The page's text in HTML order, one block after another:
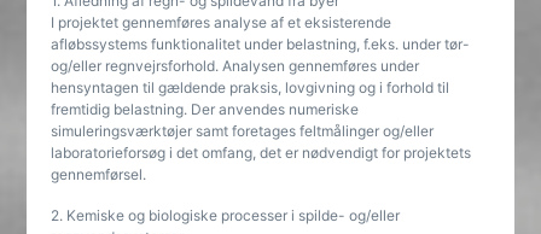
I projektet gennemføres analyse af et eksisterende
afløbssystems funktionalitet under belastning, f.eks. under tør-
og/eller regnvejrsforhold. Analysen gennemføres under
hensyntagen til gældende praksis, lovgivning og i forhold til
fremtidig belastning. Der anvendes numeriske
simuleringsværktøjer samt foretages feltmålinger og/eller
laboratorieforsøg i det omfang, det er nødvendigt for projektets
gennemførsel.
2. Kemiske og biologiske processer i spilde- og/eller